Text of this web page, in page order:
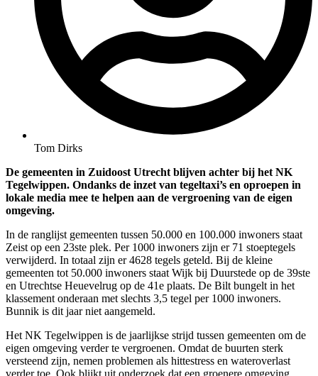
Tom Dirks
De gemeenten in Zuidoost Utrecht blijven achter bij het NK
Tegelwippen. Ondanks de inzet van tegeltaxi’s en oproepen in
lokale media mee te helpen aan de vergroening van de eigen
omgeving.
In de ranglijst gemeenten tussen 50.000 en 100.000 inwoners staat
Zeist op een 23ste plek. Per 1000 inwoners zijn er 71 stoeptegels
verwijderd. In totaal zijn er 4628 tegels geteld. Bij de kleine
gemeenten tot 50.000 inwoners staat Wijk bij Duurstede op de 39ste
en Utrechtse Heuevelrug op de 41e plaats. De Bilt bungelt in het
klassement onderaan met slechts 3,5 tegel per 1000 inwoners.
Bunnik is dit jaar niet aangemeld.
Het NK Tegelwippen is de jaarlijkse strijd tussen gemeenten om de
eigen omgeving verder te vergroenen. Omdat de buurten sterk
versteend zijn, nemen problemen als hittestress en wateroverlast
verder toe. Ook blijkt uit onderzoek dat een groenere omgeving